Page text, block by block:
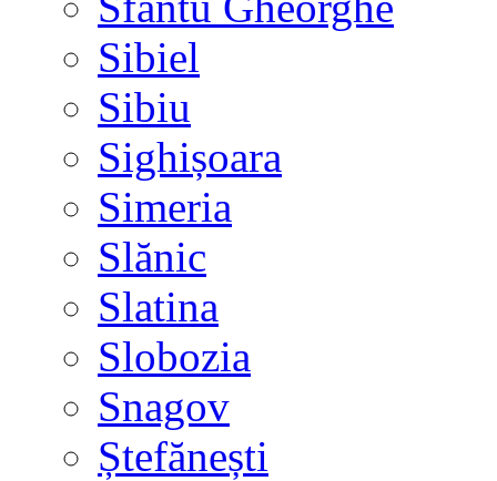
Sibiel
Sibiu
Sighișoara
Simeria
Slănic
Slatina
Slobozia
Snagov
Ștefănești